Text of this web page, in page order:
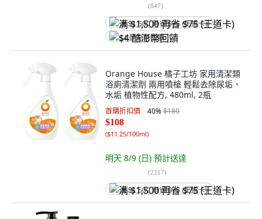
(847)
满 $1,500 再省 $75 (王道卡)
$4 酷澎幣回饋
Orange House 橘子工坊 家用清潔類
浴廁清潔劑 兩用噴槍 輕鬆去除尿垢、
水垢 植物性配方, 480ml, 2瓶
首購折扣價 40%$180
$108
($11.25/100ml)
明天 8/9 (日) 預計送達
(2217)
满 $1,500 再省 $75 (王道卡)